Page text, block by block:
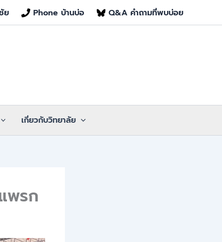
ย Phone บ้านบ่อ Q&A คำถามที่พบบ่อย
เกี่ยวกับวิทยาลัย
พรก